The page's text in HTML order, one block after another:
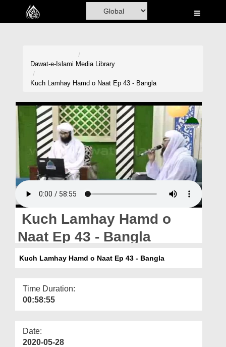
Home
Volunteer Portal
Rohani Ilaj
Donation
Blog
Magazine
Dawat-e-Islami Media Library
Kuch Lamhay Hamd o Naat Ep 43 - Bangla
Kuch Lamhay Hamd o
Naat Ep 43 - Bangla
Kuch Lamhay Hamd o Naat Ep 43 - Bangla
Time Duration:
00:58:55
Date:
2020-05-28